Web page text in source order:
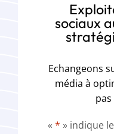
sociaux
Echangeons
média à
« * » indique